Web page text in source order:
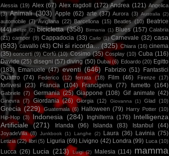
Alessia (19) Alex (67) Alex ragdoll (172) Andrea (121) Angelica
(3) Animali (303) Apple (62) arte (37) Aurora (3) Australia (2)
automobile (7) Avigliana (22) Barcellona (15) Beatles (10)
Beatrice
(44) Belize (2) bicicletta (358) Birmania (1) Blues (157) Calabria
(21) camper (9) Cappadocia (33) Carlo (1) Carnevale (32) casa
(593) cavallo (43) Chi si ricorda... (325) Chiara (16) cinema
(35) concerti (9) Corfù (10) Cosimo (35) Cosplay (10) Cuba (116)
Davide (25) disegni (57) diving (50) Dubai (6) Edoardo (20) Egitto
(183)
Emanuele (47) eventi (646) Fabrizio (51)
Fantastici
Quattro (74) Federico (12) ferrata (18) Film (46) Firenze (17)
forlivesi (23) Francia (104) Francigena (77) fumetto (164)
Gabriele (7) Germania (25) Giappone (108) Gif animate (42)
Ginevra (7) Giordania (26) Giorgia (12) Giovanna (1) Glad (10)
Grecia (229) Guatemala (6) Halloween (79) Harry Potter (10)
Hip-Hop (3) Indonesia (284) Inghilterra (176) Intelligenza
Artificiale
(271) Irlanda (96) Islanda (83) Istanbul (44)
JoyadeVilla (8) Junkbook (1) Langhe (2) Laura (36) Lavinia (75)
Letizia (22) libri (5) Liguria (69) Livigno (42) Londra (99) Luca (10)
Lucca (26) Lucia (213) Luigi (2) Malesia (114) mamma